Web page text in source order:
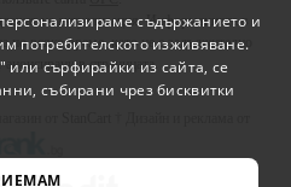
на актуализация. Информацията в
всяко време, като не е задължително
в страницата.
от
съдържанието и
потребителското изживяване.
сърфирайки из сайта, се
събирани чрез бисквитки